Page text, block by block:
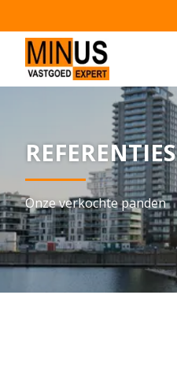
REFERENTIES
Onze verkochte panden